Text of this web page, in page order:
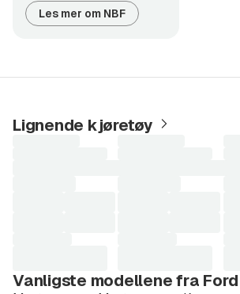
Les mer om NBF
Lignende kjøretøy
Vanligste modellene fra Ford